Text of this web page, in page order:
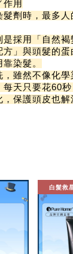
作用
劑時，最多
採用「自然
」與頭髮的蛋
染髮。
雖然不像化學
天只要花60
保護頭皮也
白髮救